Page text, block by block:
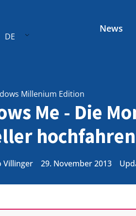
DE
News
Millenium Edition
Me - Die
hochfahren
Villinger 29. November 2013